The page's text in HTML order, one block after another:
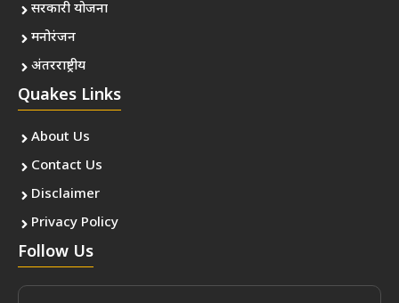
सरकारी योजना
मनोरंजन
अंतरराष्ट्रीय
Quakes Links
About Us
Contact Us
Disclaimer
Privacy Policy
Follow Us